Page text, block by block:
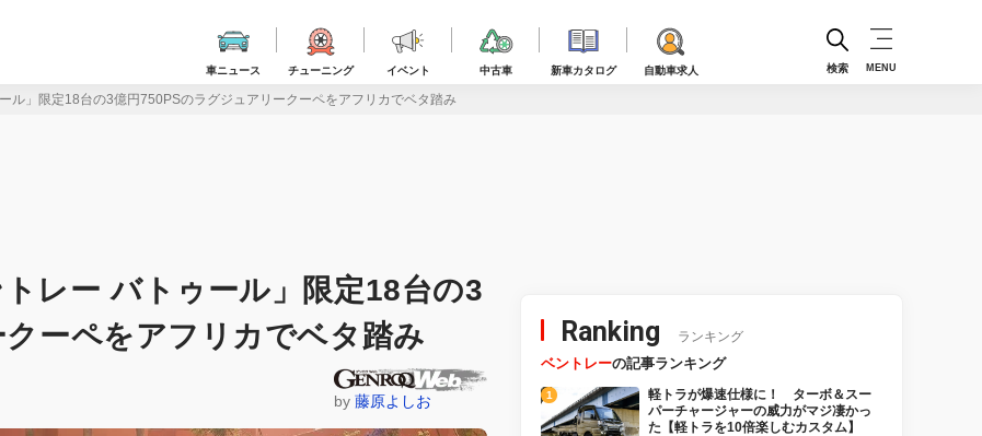
車ニュース チューニング イベント 中古車 新車カタログ 自動車求人 検索 MENU
ル」限定18台の3億円750PSのラグジュアリークーペをアフリカでベタ踏み
レー バトゥール」限定18台の3
ーペをアフリカでベタ踏み
by 藤原よしお
Ranking ランキング
ベントレーの記事ランキング
軽トラが爆速仕様に！ ターボ＆スー
パーチャージャーの威力がマジ凄かっ
た【軽トラを10倍楽しむカスタム】